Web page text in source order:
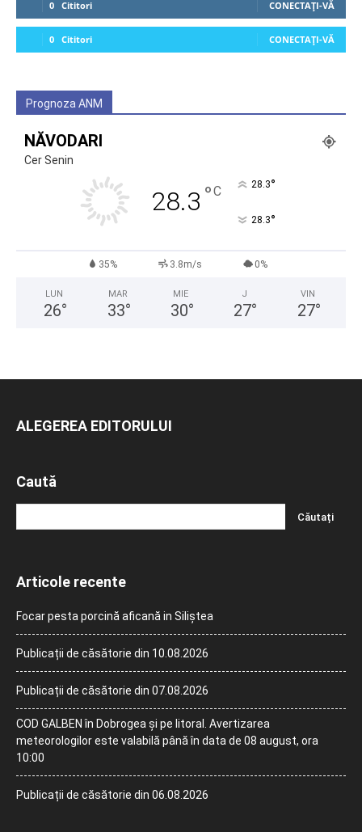
0 Cititori CONECTAȚI-VĂ
0 Cititori CONECTAȚI-VĂ
Prognoza ANM
NĂVODARI
Cer Senin
28.3 °C 28.3°
28.3°
35% 3.8m/s 0%
LUN
26°
MAR
33°
MIE
30°
J
27°
VIN
27°
ALEGEREA EDITORULUI
Caută
Articole recente
Focar pesta porcină aficană in Siliștea
Publicații de căsătorie din 10.08.2026
Publicații de căsătorie din 07.08.2026
COD GALBEN în Dobrogea și pe litoral. Avertizarea
meteorologilor este valabilă până în data de 08 august, ora
10:00
Publicații de căsătorie din 06.08.2026